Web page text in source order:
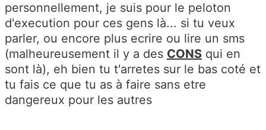
personnellement, je suis pour le peloton
d'execution pour ces gens là... si tu veux
parler, ou encore plus ecrire ou lire un sms
(malheureusement il y a des CONS qui en
sont là), eh bien tu t'arretes sur le bas coté et
tu fais ce que tu as à faire sans etre
dangereux pour les autres